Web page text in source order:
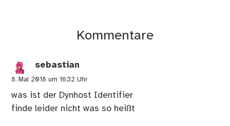
Kommentare
sebastian
8. Mai 2018 um 16:32 Uhr
was ist der Dynhost Identifier
finde leider nicht was so heißt